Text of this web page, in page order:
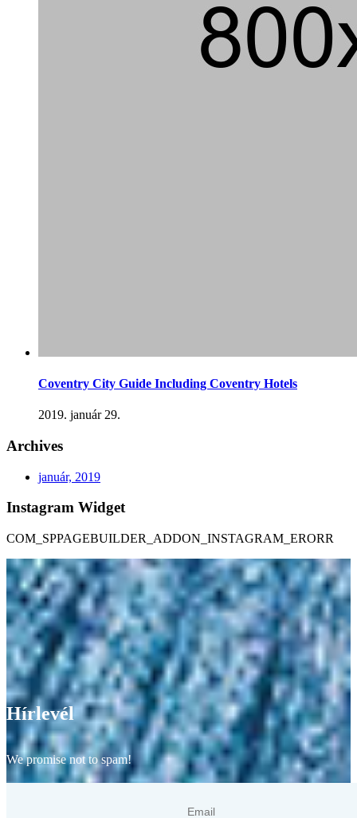
Coventry City Guide Including Coventry Hotels
2019. január 29.
Archives
január, 2019
Instagram Widget
COM_SPPAGEBUILDER_ADDON_INSTAGRAM_ERORR
Hírlevél
We promise not to spam!